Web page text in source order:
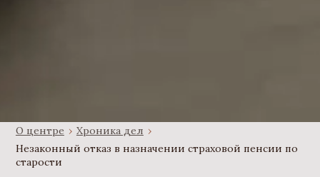
О центре › Хроника дел ›
Незаконный отказ в назначении страховой пенсии по
старости